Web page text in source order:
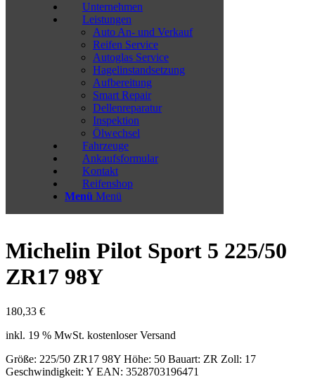
Unternehmen
Leistungen
Auto An- und Verkauf
Reifen Service
Autoglas Service
Hagelinstandsetzung
Aufbereitung
Smart Repair
Dellenreparatur
Inspektion
Ölwechsel
Fahrzeuge
Ankaufsformular
Kontakt
Reifenshop
Menü Menü
Michelin Pilot Sport 5 225/50
ZR17 98Y
180,33 €
inkl. 19 % MwSt. kostenloser Versand
Größe: 225/50 ZR17 98Y Höhe: 50 Bauart: ZR Zoll: 17
Geschwindigkeit: Y EAN: 3528703196471